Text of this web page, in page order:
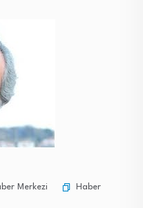
Merkezi
Haber